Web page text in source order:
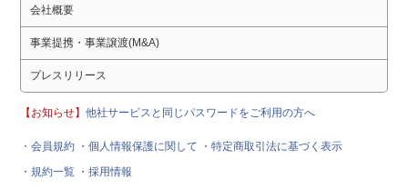
会社概要
事業提携・事業譲渡(M&A)
プレスリリース
【お知らせ】他社サービスと同じパスワードをご利用の方へ
・会員規約 ・個人情報保護に関して
・特定商取引法に基づく表示
・規約一覧 ・採用情報